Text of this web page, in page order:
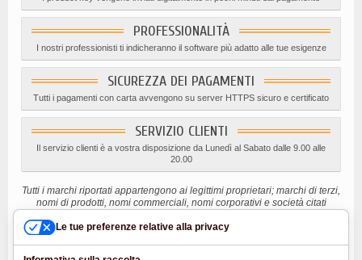
PROFESSIONALITÀ
I nostri professionisti ti indicheranno il software più adatto alle tue esigenze
SICUREZZA DEI PAGAMENTI
Tutti i pagamenti con carta avvengono su server HTTPS sicuro e certificato
SERVIZIO CLIENTI
Il servizio clienti è a vostra disposizione da Lunedì al Sabato dalle 9.00 alle
20.00
Tutti i marchi riportati appartengono ai legittimi proprietari; marchi di terzi,
nomi di prodotti, nomi commerciali, nomi corporativi e società citati
d’altre società e sono stati utilizzati a puro scopo esplicativo ed a
Le tue preferenze relative alla privacy